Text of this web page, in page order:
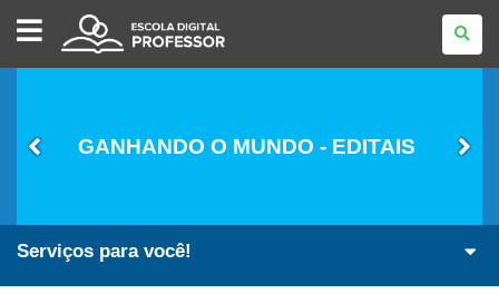
ESCOLA
DIGITAL
-
PROFESSOR
GANHANDO O MUNDO - EDITAIS
Serviços para você!